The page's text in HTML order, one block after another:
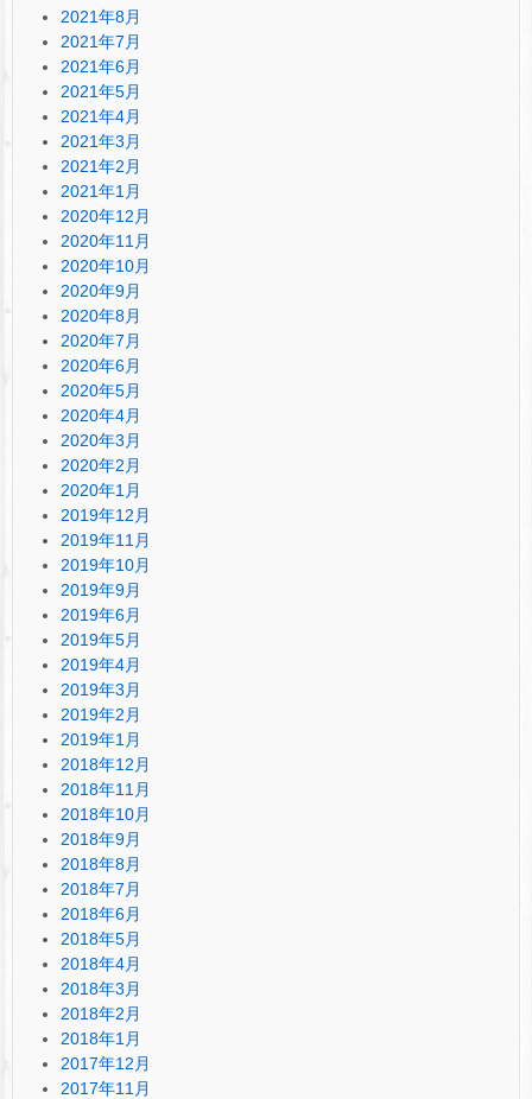
2021年8月
2021年7月
2021年6月
2021年5月
2021年4月
2021年3月
2021年2月
2021年1月
2020年12月
2020年11月
2020年10月
2020年9月
2020年8月
2020年7月
2020年6月
2020年5月
2020年4月
2020年3月
2020年2月
2020年1月
2019年12月
2019年11月
2019年10月
2019年9月
2019年6月
2019年5月
2019年4月
2019年3月
2019年2月
2019年1月
2018年12月
2018年11月
2018年10月
2018年9月
2018年8月
2018年7月
2018年6月
2018年5月
2018年4月
2018年3月
2018年2月
2018年1月
2017年12月
2017年11月